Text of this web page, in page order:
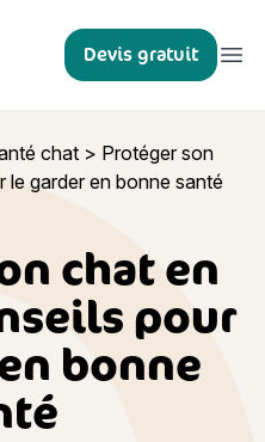
Devis gratuit
chat > Protéger son
le garder en bonne santé
chat en
pour
bonne